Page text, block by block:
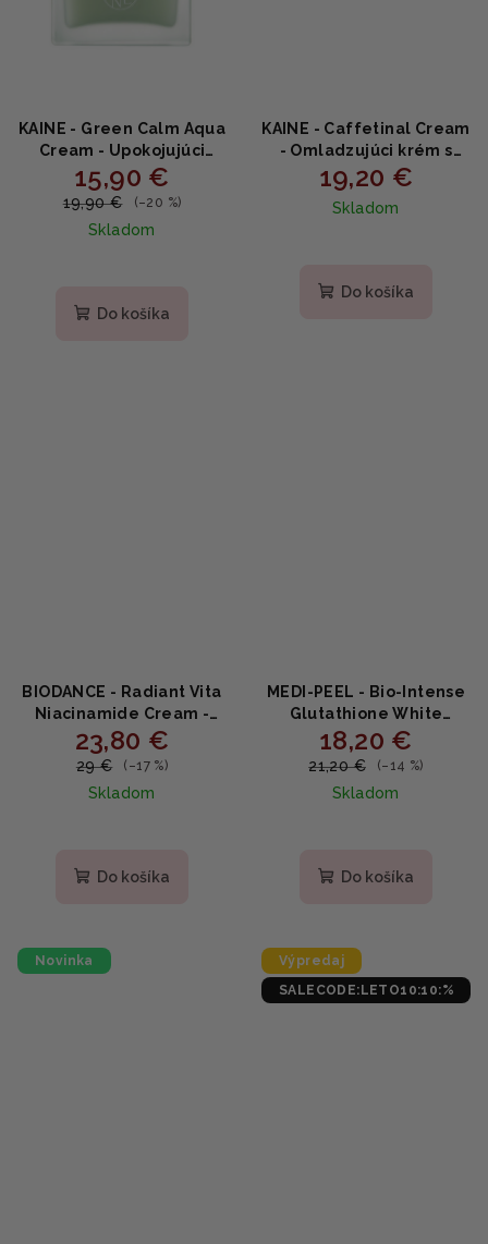
KAINE - Green Calm Aqua
Cream - Upokojujúci
aqua krém s ectoinom,
pantenolom a
squalanom 70ml
15,90 €
19,90 € (–20 %)
Skladom
Do košíka
KAINE - Caffetinal Cream
- Omladzujúci krém s
kofeínom a retinalom
50ml
19,20 €
Skladom
produktu
Do košíka
BIODANCE - Radiant Vita
Niacinamide Cream -
Rozjasňujúci krém s
niacínamidom,
ananásovou vodou a
glutatiónom 50ml
23,80 €
29 € (–17 %)
Skladom
Do košíka
MEDI-PEEL - Bio-Intense
Glutathione White
Cream - Rozjasňujúci
krém s glutatiónom a
niacínamidom 50g
18,20 €
21,20 € (–14 %)
Skladom
Do košíka
Novinka
Výpredaj
SALECODE:LETO10:10:%